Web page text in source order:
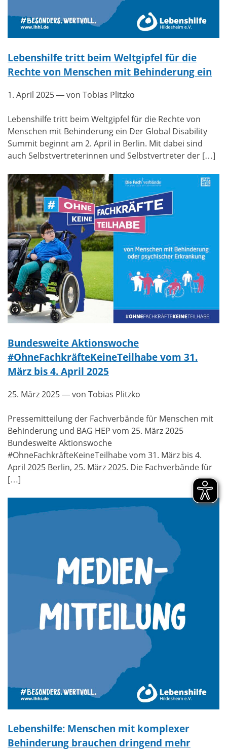
Lebenshilfe tritt beim Weltgipfel für die
Rechte von Menschen mit Behinderung ein
1. April 2025— von Tobias Plitzko
Lebenshilfe tritt beim Weltgipfel für die Rechte von
Menschen mit Behinderung ein Der Global Disability
Summit beginnt am 2. April in Berlin. Mit dabei sind
auch Selbstvertreterinnen und Selbstvertreter der […]
Bundesweite Aktionswoche
#OhneFachkräfteKeineTeilhabe vom 31.
März bis 4. April 2025
25. März 2025— von Tobias Plitzko
Pressemitteilung der Fachverbände für Menschen mit
Behinderung und BAG HEP vom 25. März 2025
Bundesweite Aktionswoche
#OhneFachkräfteKeineTeilhabe vom 31. März bis 4.
April 2025 Berlin, 25. März 2025. Die Fachverbände für
[…]
Lebenshilfe: Menschen mit komplexer
Behinderung brauchen dringend mehr